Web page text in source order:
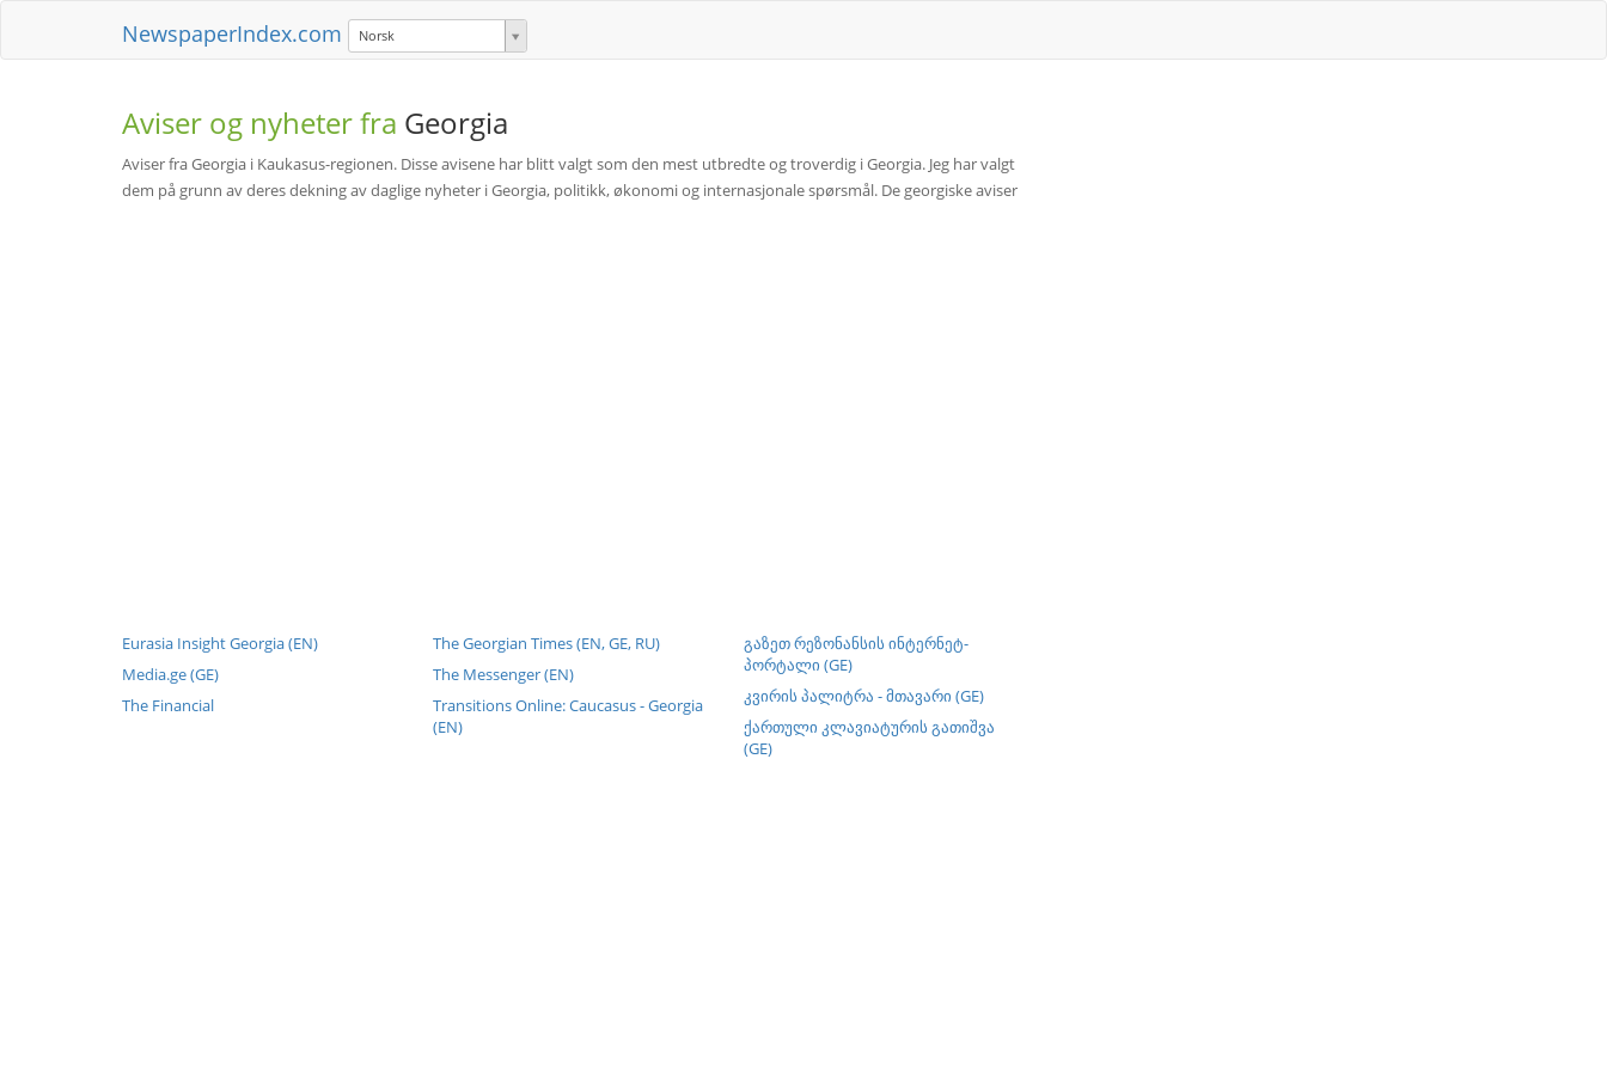
NewspaperIndex.com Norsk
Aviser og nyheter fra Georgia
Aviser fra Georgia i Kaukasus-regionen. Disse avisene har blitt valgt som den mest utbredte og troverdig i Georgia. Jeg har valgt
dem på grunn av deres dekning av daglige nyheter i Georgia, politikk, økonomi og internasjonale spørsmål. De georgiske aviser
Eurasia Insight Georgia (EN)
Media.ge (GE)
The Financial
The Georgian Times (EN, GE, RU)
The Messenger (EN)
Transitions Online: Caucasus - Georgia
(EN)
გაზეთ რეზონანსის ინტერნეტ-
პორტალი (GE)
კვირის პალიტრა - მთავარი (GE)
ქართული კლავიატურის გათიშვა
(GE)